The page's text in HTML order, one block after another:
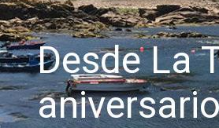
Desde La